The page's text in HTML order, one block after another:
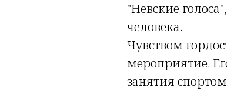
"Невские
человека.
Чувством
мероприятие.
занятия